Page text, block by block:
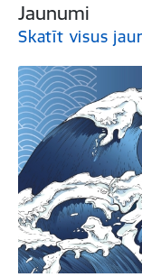
Jaunumi
Skatīt visus